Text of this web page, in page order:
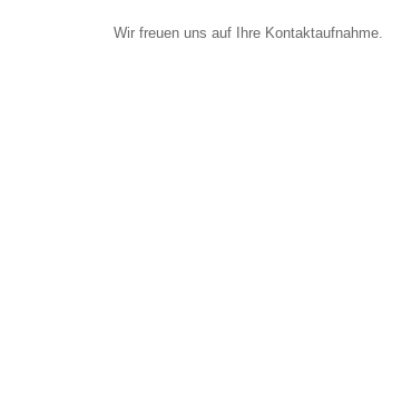
Wir freuen uns auf Ihre Kontaktaufnahme.